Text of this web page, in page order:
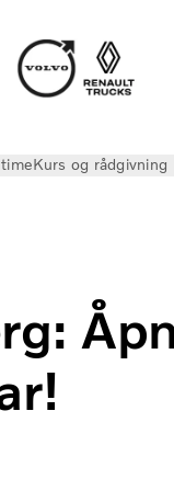
Kurs og rådgivning